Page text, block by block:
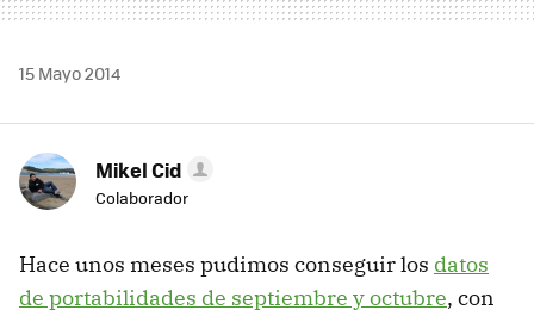
15 Mayo 2014
Mikel Cid
Colaborador
Hace unos meses pudimos conseguir los datos
de portabilidades de septiembre y octubre, con